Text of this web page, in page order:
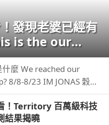
發現老婆已經有
麼 We reached our
8-8/23 IM JONAS 穀
！Territory 百萬級科技
結果揭曉